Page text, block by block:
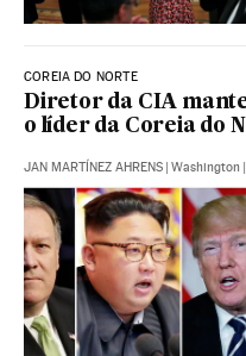
COREIA DO NORTE
Diretor da CIA
o líder da Coreia do
JAN MARTÍNEZ AHRENS | Washington |